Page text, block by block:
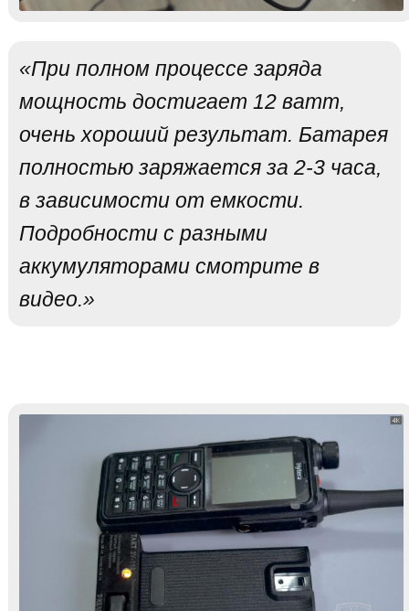
«При полном процессе заряда
мощность достигает 12 ватт,
очень хороший результат. Батарея
полностью заряжается за 2-3 часа,
в зависимости от емкости.
Подробности с разными
аккумуляторами смотрите в
видео.»